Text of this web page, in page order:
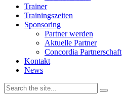
Trainer
Trainingszeiten
Sponsoring
Partner werden
Aktuelle Partner
Concordia Partnerschaft
Kontakt
News